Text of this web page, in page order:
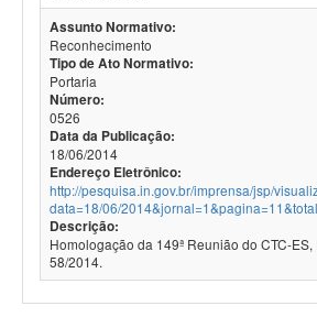
Assunto Normativo:
Reconhecimento
Tipo de Ato Normativo:
Portaria
Número:
0526
Data da Publicação:
18/06/2014
Endereço Eletrônico:
http://pesquisa.in.gov.br/imprensa/jsp/
data=18/06/
Descrição:
Homologação da 149ª Reunião do CTC-ES,
58/2014.